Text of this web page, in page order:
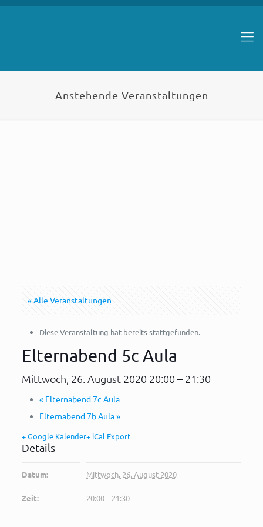
Anstehende Veranstaltungen
« Alle Veranstaltungen
Diese Veranstaltung hat bereits stattgefunden.
Elternabend 5c Aula
Mittwoch, 26. August 2020 20:00 – 21:30
«Elternabend 7c Aula
Elternabend 7b Aula»
+ Google Kalender+ iCal Export
Details
Datum: Mittwoch, 26. August 2020
Zeit: 20:00 – 21:30